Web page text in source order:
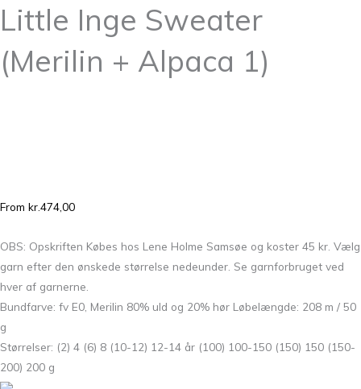
Little Inge Sweater
(Merilin + Alpaca 1)
From kr.474,00
OBS: Opskriften Købes hos Lene Holme Samsøe og koster 45 kr. Vælg
garn efter den ønskede størrelse nedeunder. Se garnforbruget ved
hver af garnerne.
Bundfarve: fv E0, Merilin 80% uld og 20% hør Løbelængde: 208 m / 50
g
Størrelser: (2) 4 (6) 8 (10-12) 12-14 år (100) 100-150 (150) 150 (150-
200) 200 g